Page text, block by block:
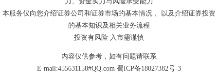
本服务仅向您介绍证券公司和证券市场的基本情况， 以及介绍证券投资
的基本知识及相关业务流程
投资有风险 入市需谨慎
内容仅供参考，如有问题请联系
E-mail:455631158#QQ.com 蜀ICP备18027382号-3